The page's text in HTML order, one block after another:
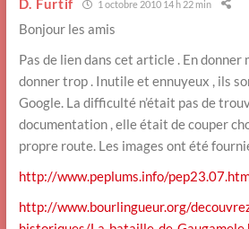
D. Furtif 1 octobre 2010 14 h 22 min
Bonjour les amis
Pas de lien dans cet article . En donner
donner trop . Inutile et ennuyeux , ils
Google. La difficulté n’était pas de
documentation , elle était de couper
propre route. Les images ont été
http://www.peplums.info/
http://www.bourlingueur.org/